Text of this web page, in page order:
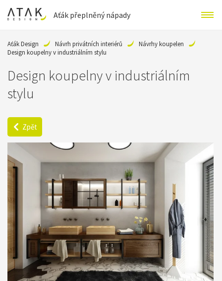
Aťák přeplněný nápady
Aťák Design Návrh privátních interiérů
Návrhy koupelen
Design koupelny v industriálním stylu
Design koupelny v industriálním
stylu
Zpět